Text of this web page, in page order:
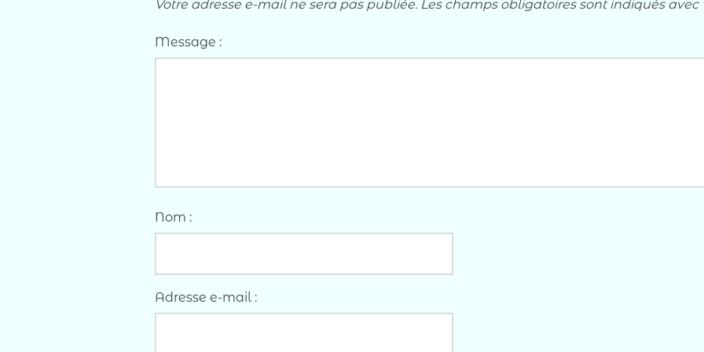
Votre adresse e-mail ne sera pas publiée. Les champs obligatoires sont indiqués avec
Message :
Nom :
Adresse e-mail :